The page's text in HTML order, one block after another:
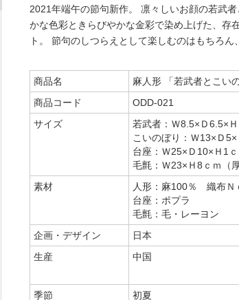
2021年端午の節句新作。 凛々しいお顔の若武
かな色彩ときらびやかな金彩で染め上げた、存
ト。 節句のしつらえとして楽しむのはもちろん
商品名
麻人形 「若武者とこい
商品コード
ODD-021
サイズ
若武者：Ｗ8.5×Ｄ6.5×Ｈ
こいのぼり：Ｗ13×Ｄ5×
台座：Ｗ25×Ｄ10×Ｈ1ｃ
毛氈：Ｗ23×Ｈ8ｃｍ（
素材
人形：麻100％ 織布Ｎ
台座：ポプラ
毛氈：毛・レーヨン
企画・デザイン
日本
生産
中国
季節
初夏